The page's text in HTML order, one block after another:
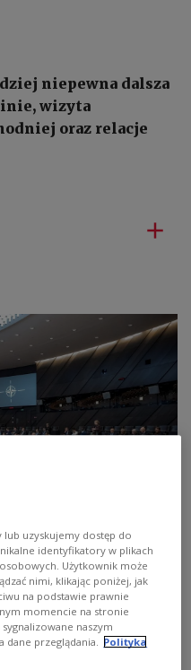
niepewna dalsza
wizyta
oraz relacje

Senat USA
nowy pakiet pomocy
uzyskujemy dostęp do
identyfikatory w plikach
Użytkownik może
nimi, klikając poniżej, jak
na podstawie prawnie
momencie na stronie
naszym
dane przeglądania.
Polityka